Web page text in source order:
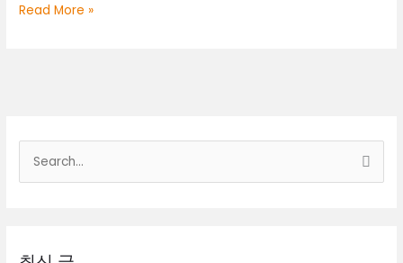
대
O1O.2062.3474
톡
여
Read More »